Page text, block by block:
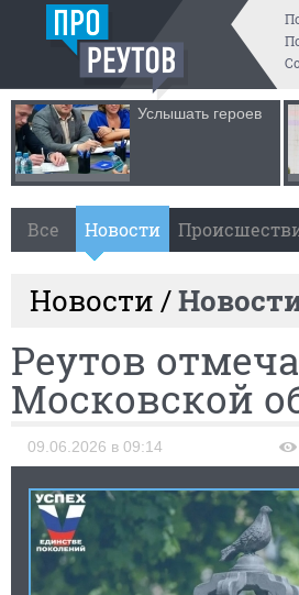
Услышать героев
Все Новости
Новости /
Реутов
Московской
09.06.2026 в 09:14